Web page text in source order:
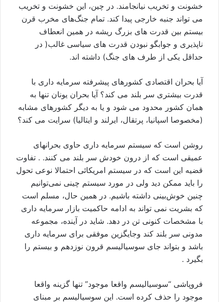
خشونت و تخریب نیانجامند. در چین، این خشونت و تخریب
می تواند جنبه خارجی پيدا کند. تمام جنگ‌های مخرب قرن
بیستم بین قدرت های بزرگ ریشه در همین انعطاف
ناپذیری و جوابگو نبودن قدرت های سیاسی غالب( در
حداقل یکی از طرف های جنگ) داشته اند.
آيا بحران اقتصادی کشورهای پيشرفته سرمايه داری با
قدرت بيشتری سر بلند می کند؟ آيا بحران يونان تنها به
همان کشور محدود می شود و يا به ديگر کشورهای مشابه
(مخصوصا اسپانيا، پرتقال، ايرلند و ايتاليا) سرايت می کند؟
روشن است که سيستم سرمايه داری حاوی بحرانهای
عميقی است که از درون خودش سر بلند می کنند. . تفاوت
قضیه این است که در سيستم امريکائی احتمالا نوعی تحول
را بايد ممکن ديد ولی در مورد سيستم چینی نمی‌توانيم
چنین خوش‌بینی داشته باشيم. در همين حال، مسلم است
که بشريت نمی تواند به ادامه حاکميت بازار سرمايه داری
با مشخصات کنونی تن در دهد. شايد در آينده، مجموعه
مدونی سر بلند کند وجايگزين موفقی برای سرمايه داری
باشد و بتواند جای سوسياليسم قرون نوزدهم و بيستم را
بگيرد .
فروپاشی “سوسياليسم واقعا موجود” تنها گزينه واقعا
موجود را حذف کرده است. اين سوسياليسم بر مبنای